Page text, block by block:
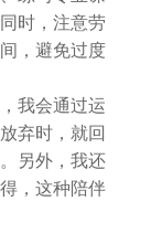
时，注意劳
，避免过度
我会通过运
弃时，就回
另外，我还
，这种陪伴